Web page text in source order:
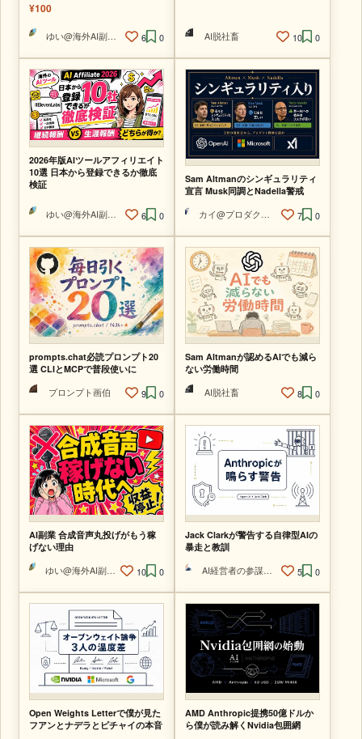
¥100
ゆい@海外AI副業ラボ 6 0 AI脱社畜 10 0
2026年版AIツールアフィリエイト
10選 日本から登録できるか徹底
検証
ゆい@海外AI副業ラボ 6 0
Sam Altmanのシンギュラリティ
宣言 Musk同調とNadella警戒
カイ@プロダクトマネージャー
7 0
prompts.chat必読プロンプト20
選 CLIとMCPで普段使いに
プロンプト画伯
9 0
Sam Altmanが認めるAIでも減ら
ない労働時間
AI脱社畜
8 0
AI副業 合成音声丸投げがもう稼
げない理由
ゆい@海外AI副業ラボ
10 0
Jack Clarkが警告する自律型AIの
暴走と教訓
AI経営者の参謀@ひで
5 0
Open Weights Letterで僕が見た
フアンとナデラとピチャイの本音
AMD Anthropic提携50億ドルか
ら僕が読み解くNvidia包囲網